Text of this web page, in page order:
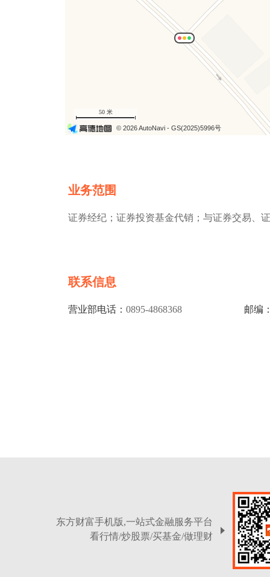
50 米
© 2026 AutoNavi - GS(2025)5996号
业务范围
证券经纪；证券投资基金代销；与证券交易、
联系信息
营业部电话： 0895-4868368 邮编
东方财富手机版,一站式金融服务平台
看行情/炒股票/买基金/做理财